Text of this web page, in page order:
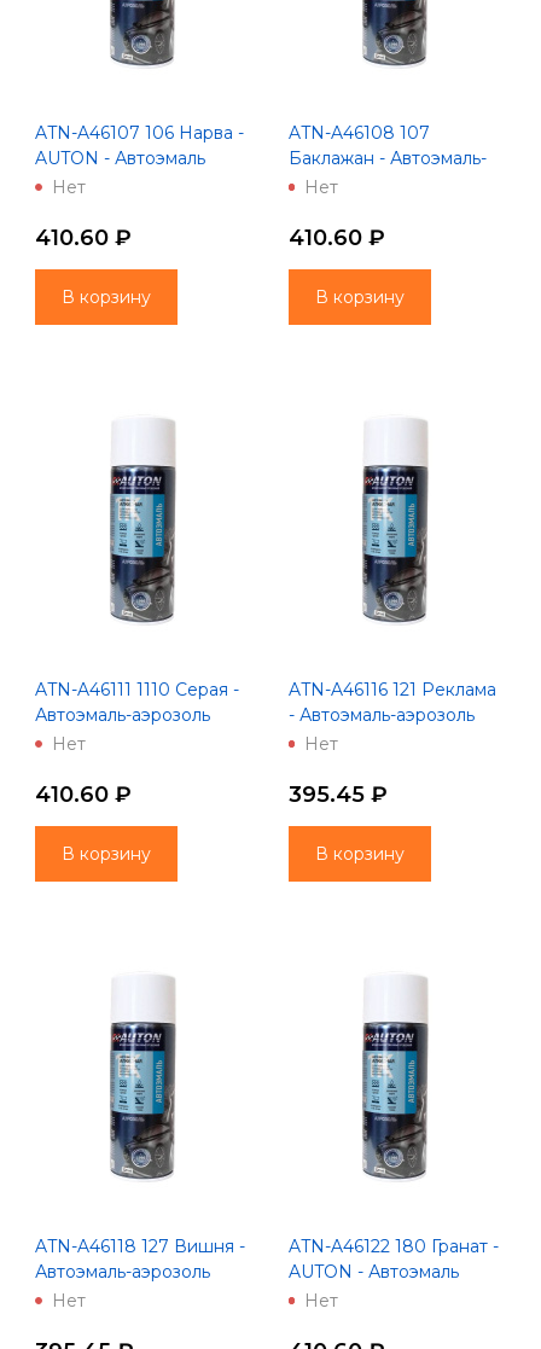
ATN-A46107 106 Нарва -
AUTON - Автоэмаль
алкидная - Аэрозоль 520
Нет
410.60 ₽
В корзину
ATN-A46108 107
Баклажан - Автоэмаль-
аэрозоль "Автон" 520 мл
Нет
410.60 ₽
В корзину
ATN-A46111 1110 Серая -
Автоэмаль-аэрозоль
"Автон" 520 мл
Нет
410.60 ₽
В корзину
ATN-A46116 121 Реклама
- Автоэмаль-аэрозоль
"Автон" 520 мл
Нет
395.45 ₽
В корзину
ATN-A46118 127 Вишня -
Автоэмаль-аэрозоль
"Автон" 520 мл
Нет
ATN-A46122 180 Гранат -
AUTON - Автоэмаль
алкидная - Аэрозоль 520
Нет